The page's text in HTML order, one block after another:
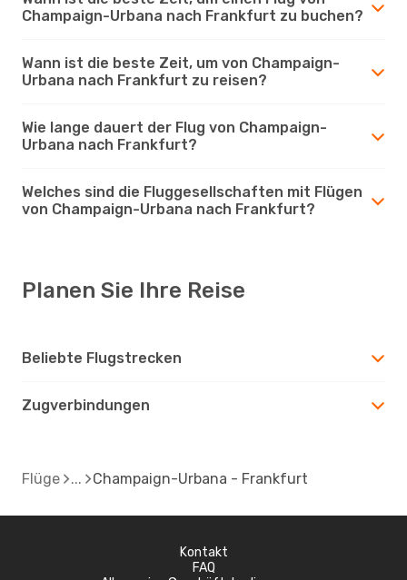
Champaign-Urbana nach Frankfurt zu buchen?
Wann ist die beste Zeit, um von Champaign-
Urbana nach Frankfurt zu reisen?
Wie lange dauert der Flug von Champaign-
Urbana nach Frankfurt?
Welches sind die Fluggesellschaften mit Flügen
von Champaign-Urbana nach Frankfurt?
Planen Sie Ihre Reise
Beliebte Flugstrecken
Zugverbindungen
Flüge Champaign-Urbana - Frankfurt
Kontakt
FAQ